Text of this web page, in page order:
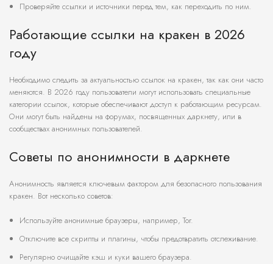
Проверяйте ссылки и источники перед тем, как переходить по ним.
Работающие ссылки на кракен в 2026
году
Необходимо следить за актуальностью ссылок на кракен, так как они часто
меняются. В 2026 году пользователи могут использовать специальные
категории ссылок, которые обеспечивают доступ к работающим ресурсам.
Они могут быть найдены на форумах, посвященных даркнету, или в
сообществах анонимных пользователей.
Советы по анонимности в даркнете
Анонимность является ключевым фактором для безопасного пользования
кракен. Вот несколько советов:
Используйте анонимные браузеры, например, Tor.
Отключите все скрипты и плагины, чтобы предотвратить отслеживание.
Регулярно очищайте кэш и куки вашего браузера.